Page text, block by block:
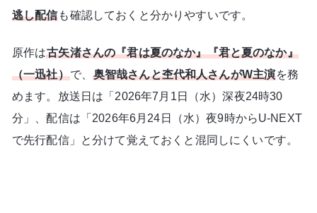
逃し配信も確認しておくと分かりやすいです。
原作は古矢渚さんの『君は夏のなか』『君と夏のなか』
（一迅社）で、 奥智哉さんと杢代和人さんがW主演を務
めます。放送日は「2026年7月1日（水）深夜24時30
分」、配信は「2026年6月24日（水）夜9時からU-NEXT
で先行配信」と分けて覚えておくと混同しにくいです。